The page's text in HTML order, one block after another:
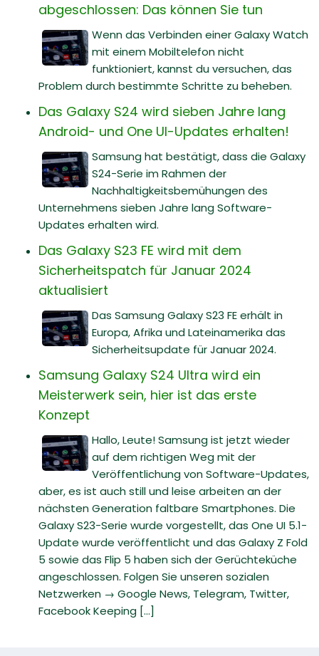
abgeschlossen: Das können Sie tun
Wenn das Verbinden einer Galaxy Watch
mit einem Mobiltelefon nicht
funktioniert, kannst du versuchen, das
Problem durch bestimmte Schritte zu beheben.
Das Galaxy S24 wird sieben Jahre lang
Android- und One UI-Updates erhalten!
Samsung hat bestätigt, dass die Galaxy
S24-Serie im Rahmen der
Nachhaltigkeitsbemühungen des
Unternehmens sieben Jahre lang Software-
Updates erhalten wird.
Das Galaxy S23 FE wird mit dem
Sicherheitspatch für Januar 2024
aktualisiert
Das Samsung Galaxy S23 FE erhält in
Europa, Afrika und Lateinamerika das
Sicherheitsupdate für Januar 2024.
Samsung Galaxy S24 Ultra wird ein
Meisterwerk sein, hier ist das erste
Konzept
Hallo, Leute! Samsung ist jetzt wieder
auf dem richtigen Weg mit der
Veröffentlichung von Software-Updates,
aber, es ist auch still und leise arbeiten an der
nächsten Generation faltbare Smartphones. Die
Galaxy S23-Serie wurde vorgestellt, das One UI 5.1-
Update wurde veröffentlicht und das Galaxy Z Fold
5 sowie das Flip 5 haben sich der Gerüchteküche
angeschlossen. Folgen Sie unseren sozialen
Netzwerken → Google News, Telegram, Twitter,
Facebook Keeping [...]